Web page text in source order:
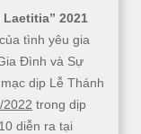
2021
tình yêu gia
Đình và Sự
dịp Lễ Thánh
2022 trong dịp
diễn ra tại